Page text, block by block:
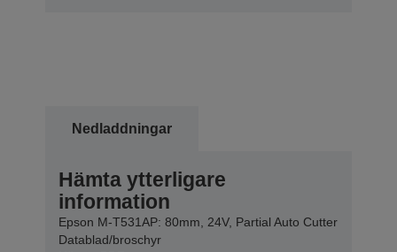
Nedladdningar
Hämta ytterligare
information
Epson M-T531AP: 80mm, 24V, Partial Auto Cutter
Datablad/broschyr